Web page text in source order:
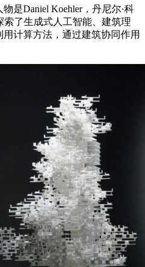
是Daniel Koehler，丹尼尔·科
索了生成式人工智能、建筑理
计算方法，通过建筑协同作用